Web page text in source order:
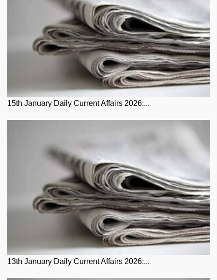
15th January Daily Current Affairs 2026:...
13th January Daily Current Affairs 2026:...